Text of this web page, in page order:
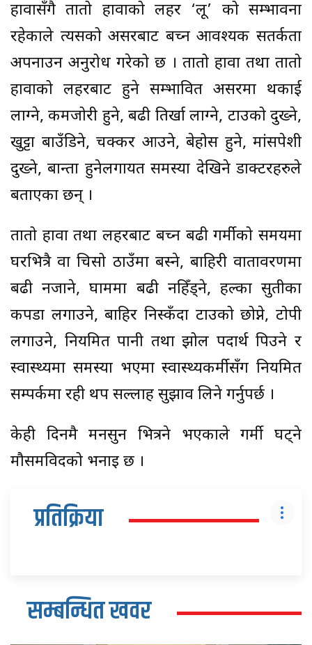
हावासँगै तातो हावाको लहर ‘लू’ को सम्भावना
रहेकाले त्यसको असरबाट बच्न आवश्यक सतर्कता
अपनाउन अनुरोध गरेको छ । तातो हावा तथा तातो
हावाको लहरबाट हुने सम्भावित असरमा थकाई
लाग्ने, कमजोरी हुने, बढी तिर्खा लाग्ने, टाउको दुख्ने,
खुट्टा बाउँडिने, चक्कर आउने, बेहोस हुने, मांसपेशी
दुख्ने, बान्ता हुनेलगायत समस्या देखिने डाक्टरहरुले
बताएका छन् ।
तातो हावा तथा लहरबाट बच्न बढी गर्मीको समयमा
घरभित्रै वा चिसो ठाउँमा बस्ने, बाहिरी वातावरणमा
बढी नजाने, घाममा बढी नहिँड्ने, हल्का सुतीका
कपडा लगाउने, बाहिर निस्कँदा टाउको छोप्ने, टोपी
लगाउने, नियमित पानी तथा झोल पदार्थ पिउने र
स्वास्थ्यमा समस्या भएमा स्वास्थ्यकर्मीसँग नियमित
सम्पर्कमा रही थप सल्लाह सुझाव लिने गर्नुपर्छ ।
केही दिनमै मनसुन भित्रने भएकाले गर्मी घट्ने
मौसमविदको भनाइ छ ।
प्रतिक्रिया
सम्बन्धित खवर